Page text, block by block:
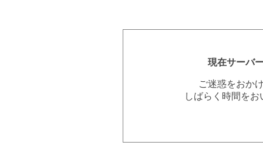
現在サーバ
ご迷惑をおか
しばらく時間を